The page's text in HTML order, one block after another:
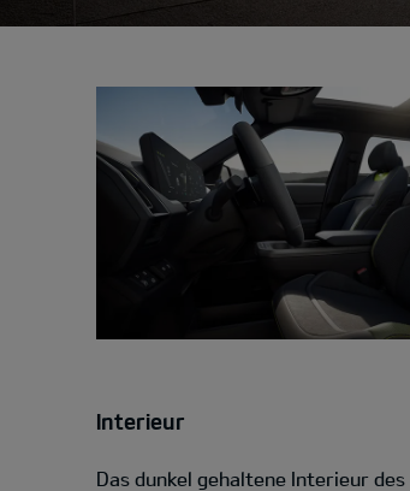
Interieur
Das dunkel gehaltene Interieur